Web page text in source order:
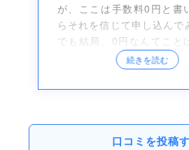
が、ここは手数料0円と書
らそれを信じて申し込んで
でも結局、0円なんてこと
費税？とかは引かれたので
り変わらなかったです。た
料は0円なのかもしれな
続きを読む
口コミを投稿